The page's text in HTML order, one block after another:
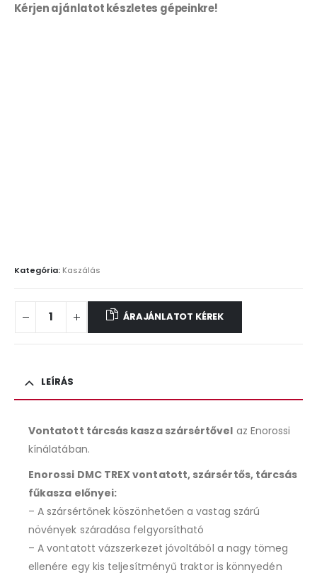
Kérjen ajánlatot készletes gépeinkre!
Kategória: Kaszálás
ÁRAJÁNLATOT KÉREK
LEÍRÁS
Vontatott tárcsás kasza szársértővel az Enorossi
kínálatában.
Enorossi DMC TREX vontatott, szársértős, tárcsás
fűkasza előnyei:
– A szársértőnek köszönhetően a vastag szárú
növények száradása felgyorsítható
– A vontatott vázszerkezet jóvoltából a nagy tömeg
ellenére egy kis teljesítményű traktor is könnyedén